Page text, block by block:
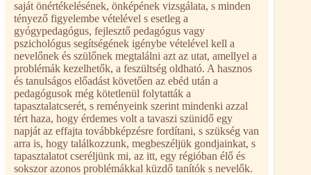
saját önértékelésének, önképének vizsgálata, s minden
tényező figyelembe vételével s esetleg a
gyógypedagógus, fejlesztő pedagógus vagy
pszichológus segítségének igénybe vételével kell a
nevelőnek és szülőnek megtalálni azt az utat, amellyel a
problémák kezelhetők, a feszültség oldható. A hasznos
és tanulságos előadást követően az ebéd után a
pedagógusok még kötetlenül folytatták a
tapasztalatcserét, s reményeink szerint mindenki azzal
tért haza, hogy érdemes volt a tavaszi szünidő egy
napját az effajta továbbképzésre fordítani, s szükség van
arra is, hogy találkozzunk, megbeszéljük gondjainkat, s
tapasztalatot cseréljünk mi, az itt, egy régióban élő és
sokszor azonos problémákkal küzdő tanítók s nevelők.